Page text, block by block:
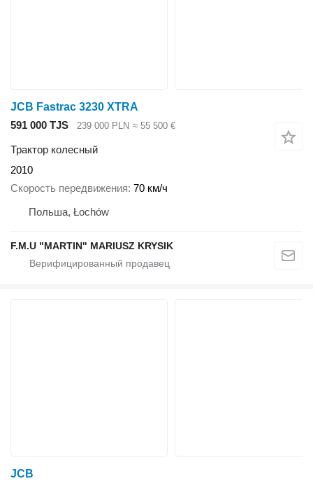
JCB Fastrac 3230 XTRA
591 000 TJS
239 000 PLN ≈ 55 500 €
Трактор колесный
2010
Скорость передвижения 70 км/ч
Польша, Łochów
F.M.U "MARTIN" MARIUSZ KRYSIK
JCB